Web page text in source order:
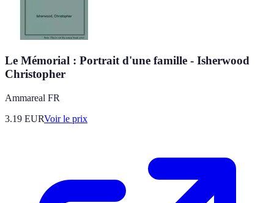
Le Mémorial : Portrait d'une famille - Isherwood
Christopher
Ammareal FR
3.19 EURVoir le prix